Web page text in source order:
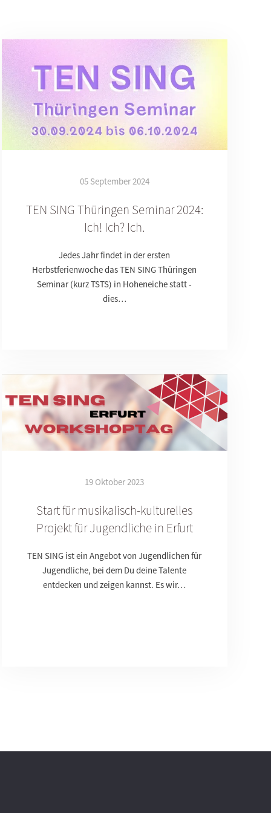
05 September 2024
TEN SING Thüringen Seminar 2024:
Ich! Ich? Ich.
Jedes Jahr findet in der ersten
Herbstferienwoche das TEN SING Thüringen
Seminar (kurz TSTS) in Hoheneiche statt -
dies…
19 Oktober 2023
Start für musikalisch-kulturelles
Projekt für Jugendliche in Erfurt
TEN SING ist ein Angebot von Jugendlichen für
Jugendliche, bei dem Du deine Talente
entdecken und zeigen kannst. Es wir…